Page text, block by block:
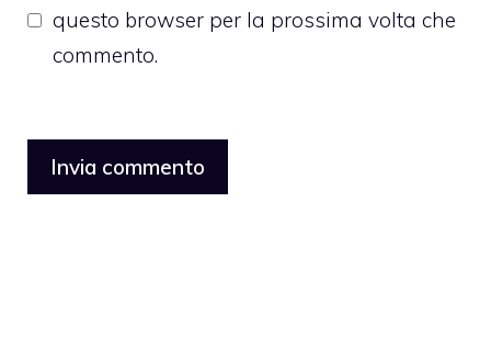
questo browser per la prossima volta che
commento.